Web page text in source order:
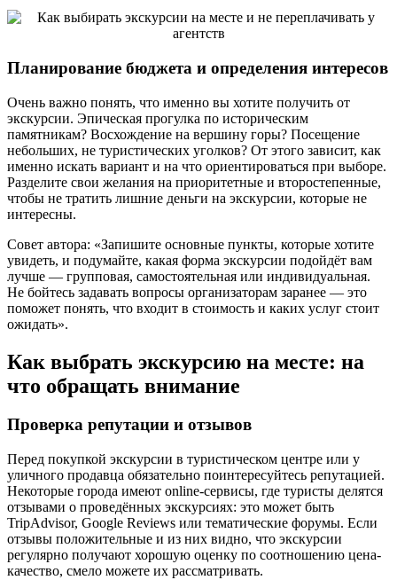
Планирование бюджета и определения интересов
Очень важно понять, что именно вы хотите получить от
экскурсии. Эпическая прогулка по историческим
памятникам? Восхождение на вершину горы? Посещение
небольших, не туристических уголков? От этого зависит, как
именно искать вариант и на что ориентироваться при выборе.
Разделите свои желания на приоритетные и второстепенные,
чтобы не тратить лишние деньги на экскурсии, которые не
интересны.
Совет автора: «Запишите основные пункты, которые хотите
увидеть, и подумайте, какая форма экскурсии подойдёт вам
лучше — групповая, самостоятельная или индивидуальная.
Не бойтесь задавать вопросы организаторам заранее — это
поможет понять, что входит в стоимость и каких услуг стоит
ожидать».
Как выбрать экскурсию на месте: на
что обращать внимание
Проверка репутации и отзывов
Перед покупкой экскурсии в туристическом центре или у
уличного продавца обязательно поинтересуйтесь репутацией.
Некоторые города имеют online-сервисы, где туристы делятся
отзывами о проведённых экскурсиях: это может быть
TripAdvisor, Google Reviews или тематические форумы. Если
отзывы положительные и из них видно, что экскурсии
регулярно получают хорошую оценку по соотношению цена-
качество, смело можете их рассматривать.